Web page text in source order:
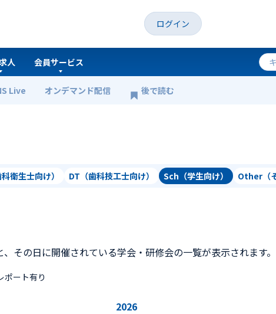
ログイン
Live オンデマンド配信 後で読む
人 会員サービス
衛生士向け） DT（歯科技工士向け） Sch（学生向け） Other（
その日に開催されている学会・研修会の一覧が表示されます。
ポート有り
2026